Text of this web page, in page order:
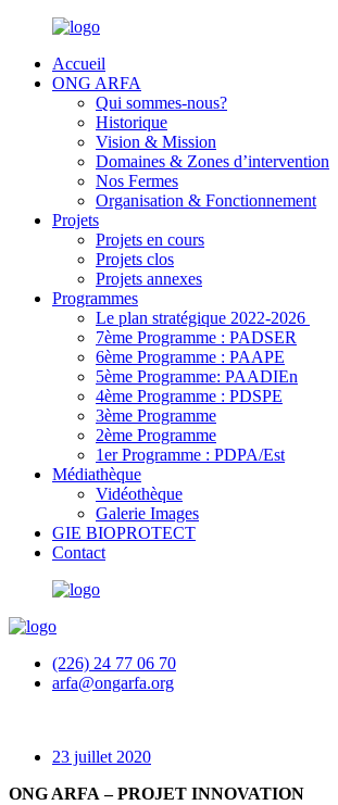
Accueil
ONG ARFA
Qui sommes-nous?
Historique
Vision & Mission
Domaines & Zones d’intervention
Nos Fermes
Organisation & Fonctionnement
Projets
Projets en cours
Projets clos
Projets annexes
Programmes
Le plan stratégique 2022-2026
7ème Programme : PADSER
6ème Programme : PAAPE
5ème Programme: PAADIEn
4ème Programme : PDSPE
3ème Programme
2ème Programme
1er Programme : PDPA/Est
Médiathèque
Vidéothèque
Galerie Images
GIE BIOPROTECT
Contact
(226) 24 77 06 70
arfa@ongarfa.org
23 juillet 2020
ONG ARFA – PROJET INNOVATION